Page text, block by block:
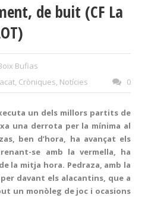
de buit (CF La
Bufias
, Cròniques, Notícies 0
un dels millors partits de
una derrota per la mínima al
ben d’hora, ha avançat els
se amb la vermella, ha
la mitja hora. Pedraza, amb la
davant els alacantins, que a
un monòleg de joc i ocasions